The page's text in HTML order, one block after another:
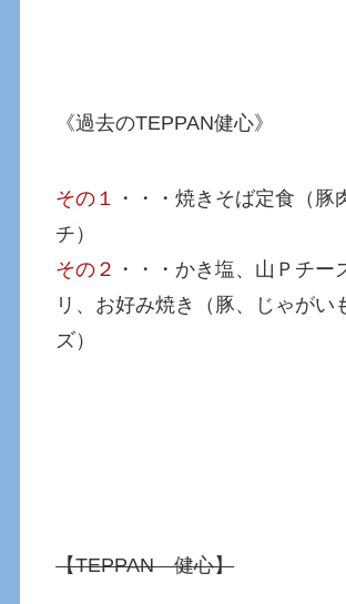
《過去のTEPPAN健心》
その１ ・・・焼きそば定食（豚
チ）
その２ ・・・かき塩、山Ｐチー
リ、お好み焼き（豚、じゃがい
ズ）
【TEPPAN 健心】